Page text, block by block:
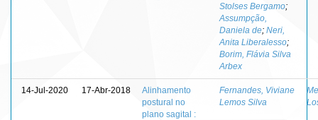
Stolses Bergamo;
Assumpção,
Daniela de; Neri,
Anita Liberalesso;
Borim, Flávia Silva
Arbex
14-Jul-2020 17-Abr-2018
Alinhamento
postural no
plano sagital :
Fernandes, Viviane
Lemos Silva